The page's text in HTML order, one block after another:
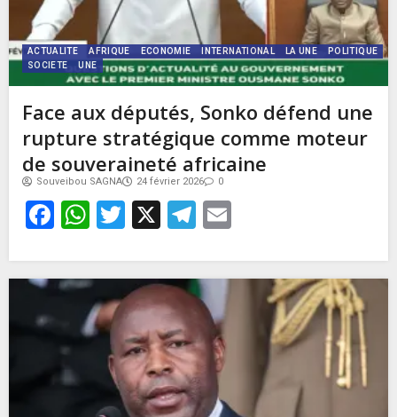
ACTUALITE AFRIQUE ECONOMIE INTERNATIONAL LA UNE
POLITIQUE
SOCIETE
UNE
Face aux députés, Sonko défend une
rupture stratégique comme moteur
de souveraineté africaine
Souveibou SAGNA 24 février 2026 0
Facebook
WhatsApp
Twitter
X Telegram